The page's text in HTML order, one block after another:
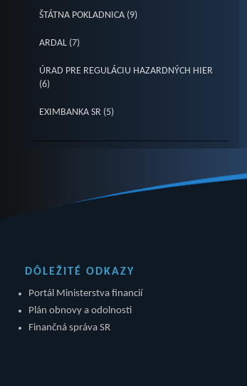
ŠTÁTNA POKLADNICA (9)
ARDAL (7)
ÚRAD PRE REGULÁCIU HAZARDNÝCH HIER
(6)
EXIMBANKA SR (5)
DÔLEŽITÉ ODKAZY
Portál Ministerstva financií
Plán obnovy a odolnosti
Finančná správa SR